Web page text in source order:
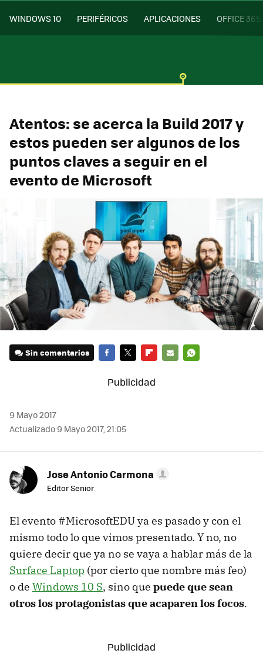
WINDOWS 10 PERIFÉRICOS APLICACIONES OFFICE 365
Atentos: se acerca la Build 2017 y
estos pueden ser algunos de los
puntos claves a seguir en el
evento de Microsoft
Sin comentarios
9 Mayo 2017
Actualizado 9 Mayo 2017, 21:05
Jose Antonio Carmona
Editor Senior
El evento #MicrosoftEDU ya es pasado y con el
mismo todo lo que vimos presentado. Y no, no
quiere decir que ya no se vaya a hablar más de la
Surface Laptop (por cierto que nombre más feo)
o de Windows 10 S, sino que puede que sean
otros los protagonistas que acaparen los focos.